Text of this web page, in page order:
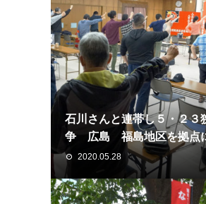
石川さんと連帯し５・２３
争 広島 福島地区を拠
2020.05.28